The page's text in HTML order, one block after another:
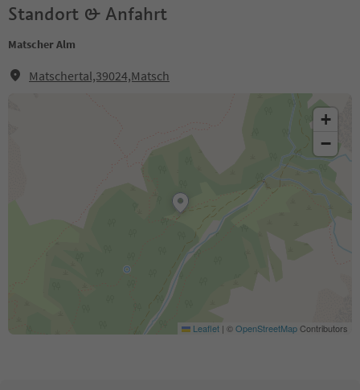
Standort & Anfahrt
Matscher Alm
Matschertal,39024,Matsch
+
−
Leaflet | ©OpenStreetMapContributors